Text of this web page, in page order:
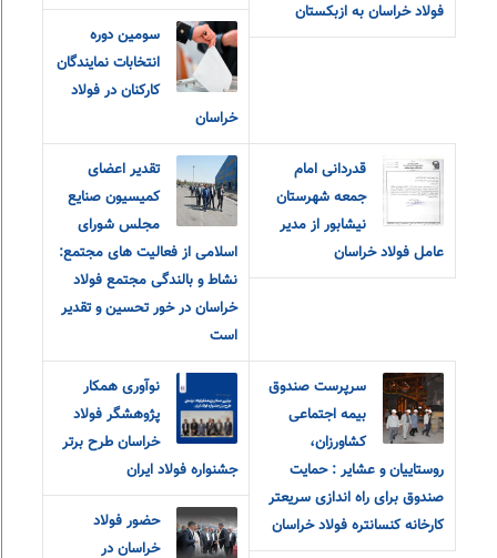
فولاد خراسان به ازبکستان
سومین دوره
انتخابات نمایندگان
کارکنان در فولاد
خراسان
قدردانی امام
جمعه شهرستان
نیشابور از مدیر
عامل فولاد خراسان
تقدیر اعضای
کمیسیون صنایع
مجلس شورای
اسلامی از فعالیت های مجتمع:
نشاط و بالندگی مجتمع فولاد
خراسان در خور تحسین و تقدیر
است
سرپرست صندوق
بیمه اجتماعی
کشاورزان،
روستاییان و عشایر : حمایت
صندوق برای راه اندازی سریعتر
کارخانه کنسانتره فولاد خراسان
نوآوری همکار
پژوهشگر فولاد
خراسان طرح برتر
جشنواره فولاد ایران
حضور فولاد
خراسان در